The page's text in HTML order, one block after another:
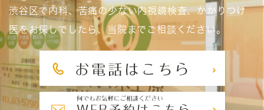
渋谷区で内科、苦痛の少ない内視鏡検査、かかりつけ
医をお探しでしたら、当院までご相談ください。